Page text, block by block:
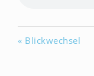
« Blickwechsel